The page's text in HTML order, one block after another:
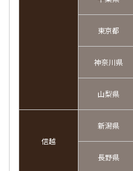
東京都
神奈川県
山梨県
信越
新潟県
長野県